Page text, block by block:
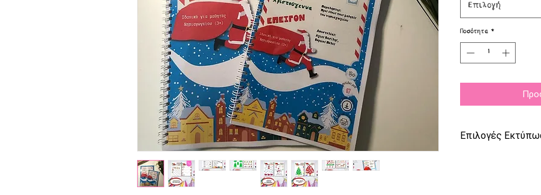
Επιλογή
Ποσότητα *
Επιλογές